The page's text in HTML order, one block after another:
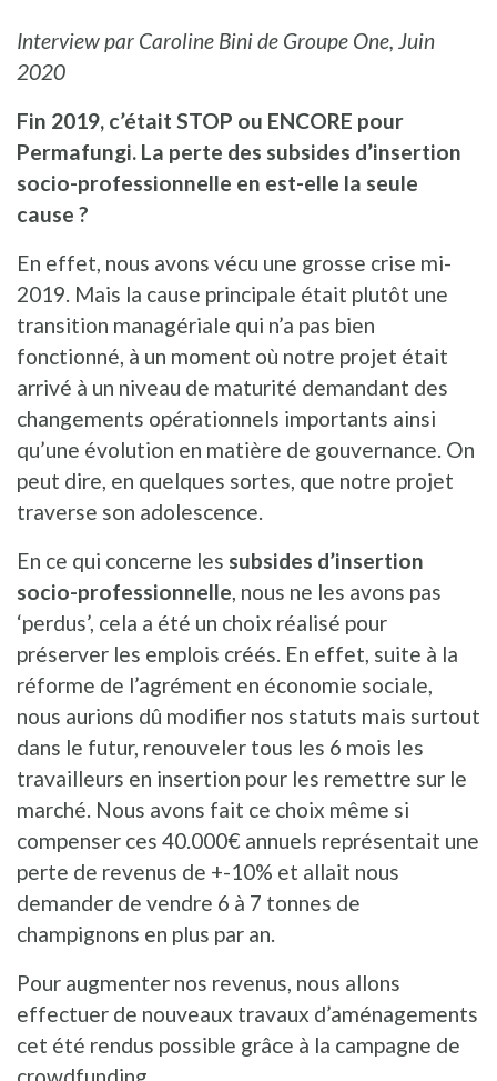
Interview par Caroline Bini de Groupe One, Juin
2020
Fin 2019, c’était STOP ou ENCORE pour
Permafungi. La perte des subsides d’insertion
socio-professionnelle en est-elle la seule
cause ?
En effet, nous avons vécu une grosse crise mi-
2019. Mais la cause principale était plutôt une
transition managériale qui n’a pas bien
fonctionné, à un moment où notre projet était
arrivé à un niveau de maturité demandant des
changements opérationnels importants ainsi
qu’une évolution en matière de gouvernance. On
peut dire, en quelques sortes, que notre projet
traverse son adolescence.
En ce qui concerne les subsides d’insertion
socio-professionnelle, nous ne les avons pas
‘perdus’, cela a été un choix réalisé pour
préserver les emplois créés. En effet, suite à la
réforme de l’agrément en économie sociale,
nous aurions dû modifier nos statuts mais surtout
dans le futur, renouveler tous les 6 mois les
travailleurs en insertion pour les remettre sur le
marché. Nous avons fait ce choix même si
compenser ces 40.000€ annuels représentait une
perte de revenus de +-10% et allait nous
demander de vendre 6 à 7 tonnes de
champignons en plus par an.
Pour augmenter nos revenus, nous allons
effectuer de nouveaux travaux d’aménagements
cet été rendus possible grâce à la campagne de
crowdfunding.